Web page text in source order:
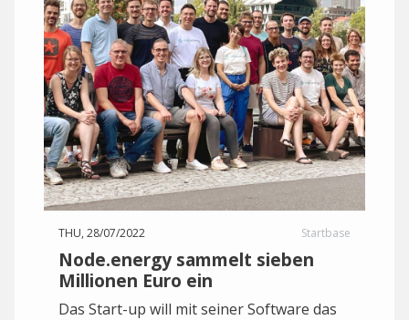
THU, 28/07/2022 Startbase
Node.energy sammelt sieben
Millionen Euro ein
Das Start-up will mit seiner Software das